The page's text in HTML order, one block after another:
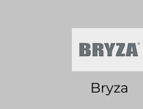
Bryza